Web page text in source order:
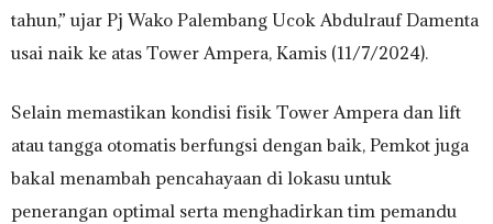
tahun,” ujar Pj Wako Palembang Ucok Abdulrauf Damenta
usai naik ke atas Tower Ampera, Kamis (11/7/2024).
Selain memastikan kondisi fisik Tower Ampera dan lift
atau tangga otomatis berfungsi dengan baik, Pemkot juga
bakal menambah pencahayaan di lokasu untuk
penerangan optimal serta menghadirkan tim pemandu